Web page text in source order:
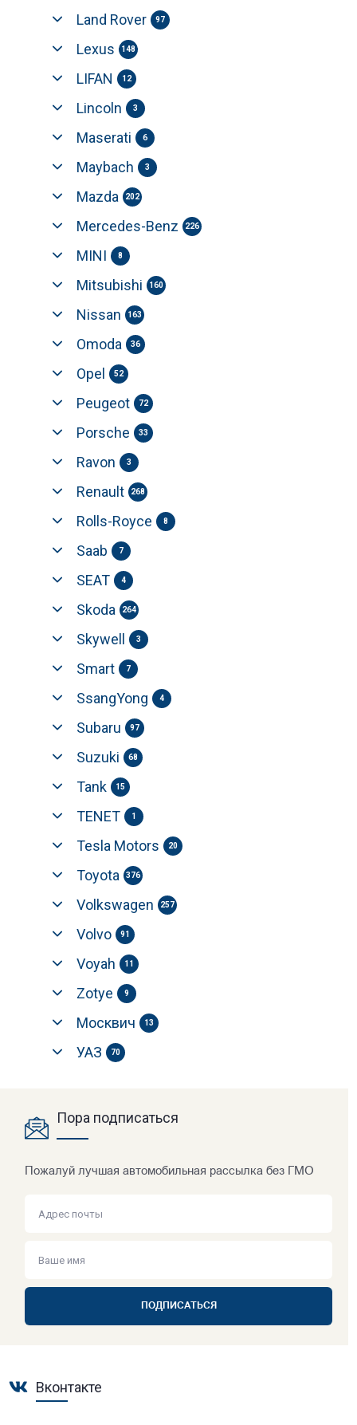
Land Rover 97
Lexus 148
LIFAN 12
Lincoln 3
Maserati 6
Maybach 3
Mazda 202
Mercedes-Benz 226
MINI 8
Mitsubishi 160
Nissan 163
Omoda 36
Opel 52
Peugeot 72
Porsche 33
Ravon 3
Renault 268
Rolls-Royce 8
Saab 7
SEAT 4
Skoda 264
Skywell 3
Smart 7
SsangYong 4
Subaru 97
Suzuki 68
Tank 15
TENET 1
Tesla Motors 20
Toyota 376
Volkswagen 257
Volvo 91
Voyah 11
Zotye 9
Москвич 13
УАЗ 70
Пора подписаться
Пожалуй лучшая автомобильная рассылка без ГМО
ПОДПИСАТЬСЯ
Вконтакте